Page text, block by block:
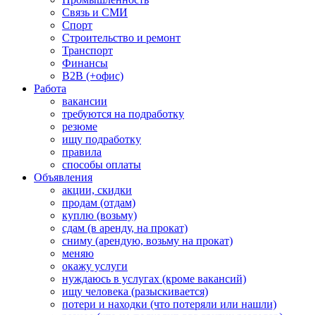
Связь и СМИ
Спорт
Строительство и ремонт
Транспорт
Финансы
B2B (+офис)
Работа
вакансии
требуются на подработку
резюме
ищу подработку
правила
способы оплаты
Объявления
акции, скидки
продам (отдам)
куплю (возьму)
сдам (в аренду, на прокат)
сниму (арендую, возьму на прокат)
меняю
окажу услуги
нуждаюсь в услугах (кроме вакансий)
ищу человека (разыскивается)
потери и находки (что потеряли или нашли)